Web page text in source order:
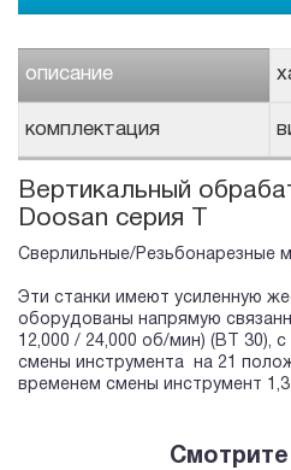
описание
комплектация
Вертикальный
Doosan серия T
Сверлильные/Резьбонарезные
Эти станки имеют усиленную
оборудованы напрямую
12,000 / 24,000 об/мин) (BT 30),
смены инструмента на 21
временем смены инструмент